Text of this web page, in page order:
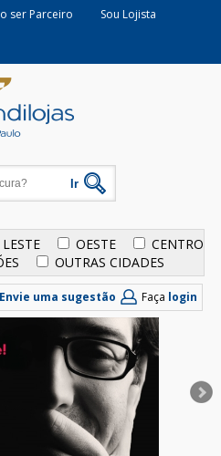
ser Parceiro
Sou Lojista
LESTE OESTE
CENTRO
OUTRAS CIDADES
Envie uma sugestão Faça login